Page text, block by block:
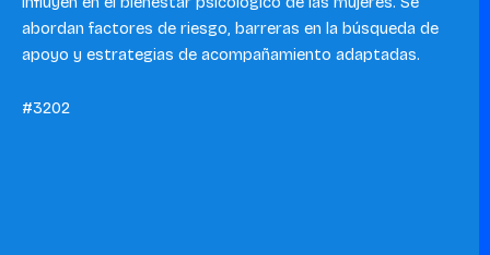
abordan factores de riesgo, barreras en la búsqueda de
apoyo y estrategias de acompañamiento adaptadas.
#3202